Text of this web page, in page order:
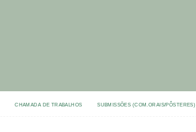
CHAMADA DE TRABALHOS SUBMISSÕES (COM.ORAIS/PÔSTERES)